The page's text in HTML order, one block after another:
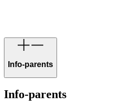
Info-parents
Info-parents